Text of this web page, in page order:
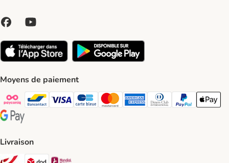
Moyens de paiement
Payconiq Payment Method
bancontact Payment Method
Visa Payment Method
carte bleue Payment Method
Master card Payment Method
American express Payment
Diners club Payment
Paypal Payment
Apple
Google Pay Payment Method
Livraison
Bpost Shipping Method
DPD Shipping Method